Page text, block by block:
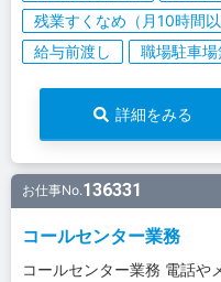
残業すくなめ（月10時間以
給与前渡し
職場駐車
詳細をみる
お仕事No.136331
コールセンター業務
コールセンター業務 電話や